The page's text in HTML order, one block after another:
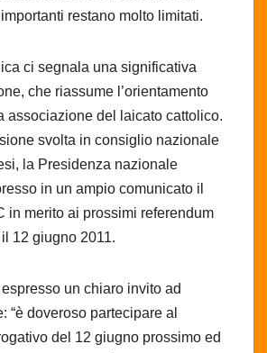
restano molto limitati.
ci segnala una significativa
che riassume l’orientamento
associazione del laicato cattolico.
svolta in consiglio nazionale
la Presidenza nazionale
in un ampio comunicato il
in merito ai prossimi referendum
12 giugno 2011.
un chiaro invito ad
“è doveroso partecipare al
del 12 giugno prossimo ed